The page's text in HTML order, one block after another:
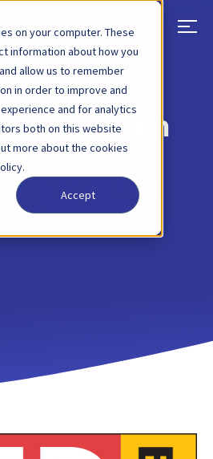
on your computer. These
information about how you
allow us to remember
in order to improve and
and for analytics
both on this website
more about the cookies
Accept
30 APRIL 2020
van de
Top 100